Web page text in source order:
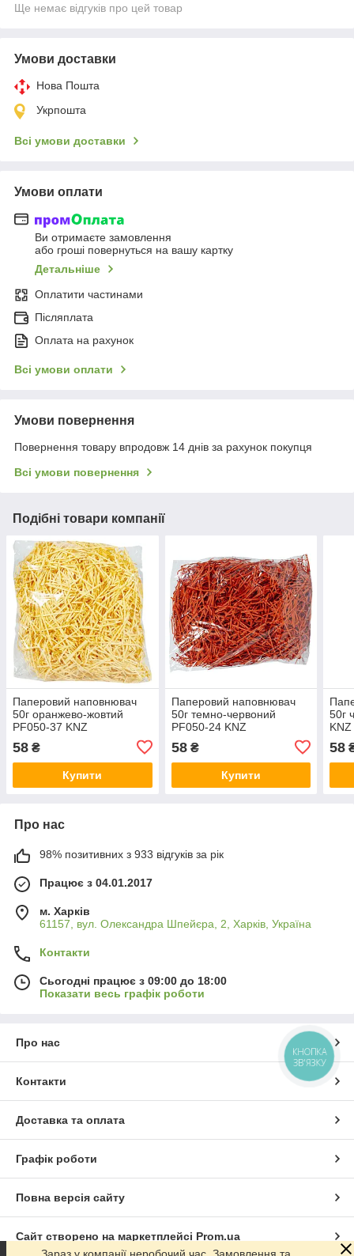
Ще немає відгуків про цей товар
Умови доставки
Нова Пошта
Укрпошта
Всі умови доставки
Умови оплати
Ви отримаєте замовлення
або гроші повернуться на вашу картку
Детальніше
Оплатити частинами
Післяплата
Оплата на рахунок
Всі умови оплати
Умови повернення
Повернення товару впродовж 14 днів за рахунок покупця
Всі умови повернення
Подібні товари компанії
Паперовий наповнювач
50г оранжево-жовтий
PF050-37 KNZ
58 ₴
Купити
Паперовий наповнювач
50г темно-червоний
PF050-24 KNZ
58₴
Купити
50г
KNZ
58
Про нас
98% позитивних з 933 відгуків за рік
Працює з 04.01.2017
м. Харків
61157, вул. Олександра Шпейєра, 2, Харків, Україна
Контакти
Сьогодні працює з 09:00 до 18:00
Показати весь графік роботи
Про нас
Контакти
Доставка та оплата
Графік роботи
Повна версія сайту
Сайт створено на маркетплейсі Prom.ua
КНОПКА
ЗВ'ЯЗКУ